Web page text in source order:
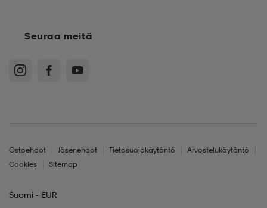
Seuraa meitä
Ostoehdot Jäsenehdot Tietosuojakäytäntö
Arvostelukäytäntö
Cookies
Sitemap
Suomi - EUR